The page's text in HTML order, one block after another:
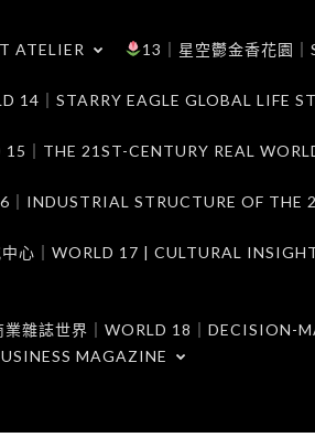
ATELIER 13｜星空鬱金香花園
14｜STARRY EAGLE GLOBAL LIFE
｜THE 21ST-CENTURY REAL
INDUSTRIAL STRUCTURE OF THE
心｜WORLD 17 | CULTURAL
雜誌世界｜WORLD 18｜DECISION-
MAGAZINE